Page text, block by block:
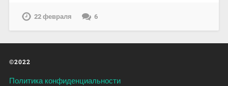
22 февраля 6
©2022
Политика конфиденциальности